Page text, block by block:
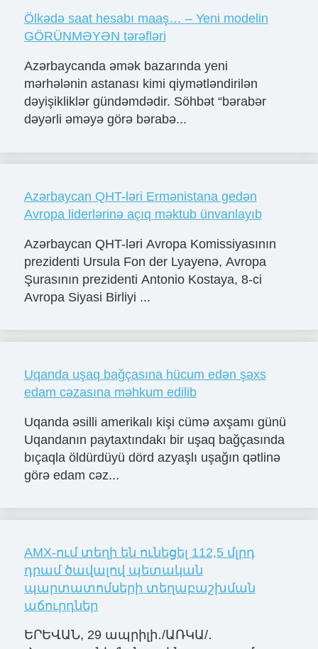
Ölkədə saat hesabı maaş… – Yeni modelin
GÖRÜNMƏYƏN tərəfləri
Azərbaycanda əmək bazarında yeni
mərhələnin astanası kimi qiymətləndirilən
dəyişikliklər gündəmdədir. Söhbət “bərabər
dəyərli əməyə görə bərabə...
Azərbaycan QHT-ləri Ermənistana gedən
Avropa liderlərinə açıq məktub ünvanlayıb
Azərbaycan QHT-ləri Avropa Komissiyasının
prezidenti Ursula Fon der Lyayenə, Avropa
Şurasının prezidenti Antonio Kostaya, 8-ci
Avropa Siyasi Birliyi ...
Uqanda uşaq bağçasına hücum edən şəxs
edam cəzasına məhkum edilib
Uqanda əsilli amerikalı kişi cümə axşamı günü
Uqandanın paytaxtındakı bir uşaq bağçasında
bıçaqla öldürdüyü dörd azyaşlı uşağın qətlinə
görə edam cəz...
AMX-ում տեղի են ունեցել 112,5 մլրդ
դրամ ծավալով պետական
պարտատոմսերի տեղաբաշխման
աճուրդներ
ԵՐԵՎԱՆ, 29 ապրիլի․/ԱՌԿԱ/․